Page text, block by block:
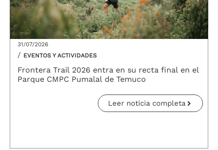
31/07/2026
/ EVENTOS Y ACTIVIDADES
Frontera Trail 2026 entra en su recta final en el
Parque CMPC Pumalal de Temuco
Leer noticia completa